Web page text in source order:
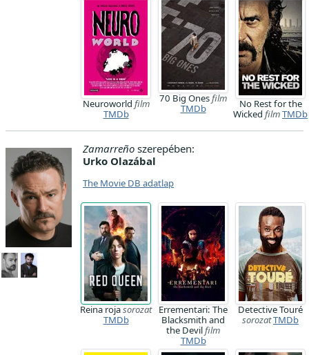
Neuroworld film
TMDb
70 Big Onesfilm
TMDb
No Rest for the
Wicked filmTMDb
Zamarreño szerepében:
Urko Olazábal
The Movie DB adatlap
Reina rojasorozat
TMDb
Errementari: The
Blacksmith and
the Devilfilm
TMDb
Detective Touré
sorozatTMDb